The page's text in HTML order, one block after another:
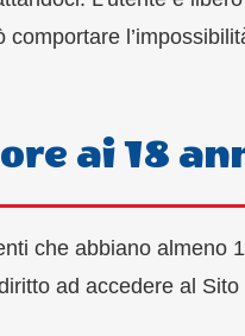
ai 18
che abbiano almeno
ad accedere al